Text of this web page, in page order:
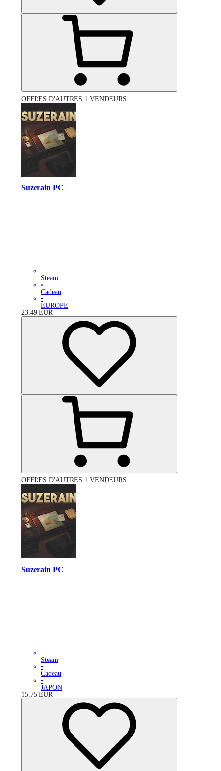
OFFRES D'AUTRES 1 VENDEURS
Suzerain PC
Steam
•
Cadeau
•
EUROPE
23.49 EUR
OFFRES D'AUTRES 1 VENDEURS
Suzerain PC
Steam
•
Cadeau
•
JAPON
15.75 EUR